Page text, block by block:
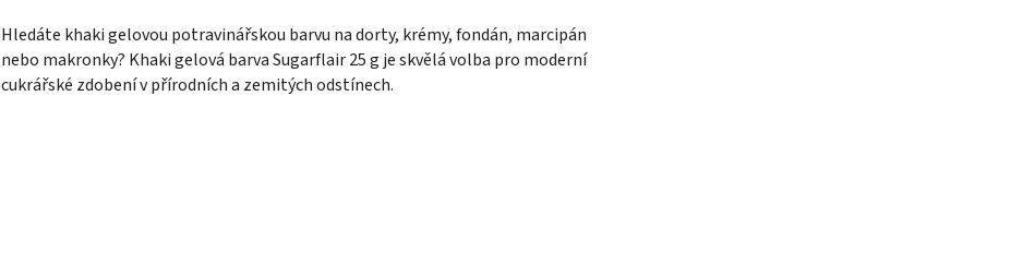
Hledáte khaki gelovou potravinářskou barvu na dorty, krémy, fondán, marcipán
nebo makronky? Khaki gelová barva Sugarflair 25 g je skvělá volba pro moderní
cukrářské zdobení v přírodních a zemitých odstínech.